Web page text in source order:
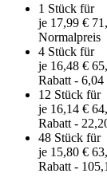
1 Stück für
je 17,99 €
Normal­preis
4 Stück für
je 16,48 €
Rabatt - 6,04
12 Stück für
je 16,14 €
Rabatt -
48 Stück für
je 15,80 €
Rabatt -